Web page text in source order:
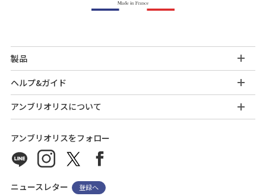
製品
ヘルプ&ガイド
アンブリオリスについて
アンブリオリスをフォロー
ニュースレター 登録へ